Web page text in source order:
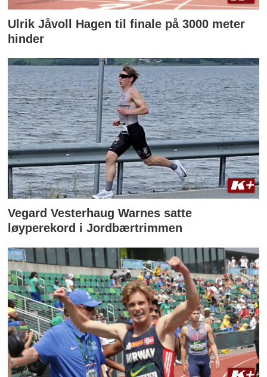
Ulrik Jåvoll Hagen til finale på 3000 meter
hinder
Vegard Vesterhaug Warnes satte
løyperekord i Jordbærtrimmen